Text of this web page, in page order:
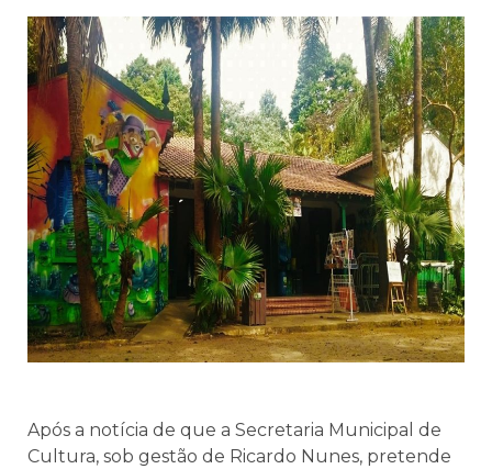
Após a notícia de que a Secretaria Municipal de
Cultura, sob gestão de Ricardo Nunes, pretende